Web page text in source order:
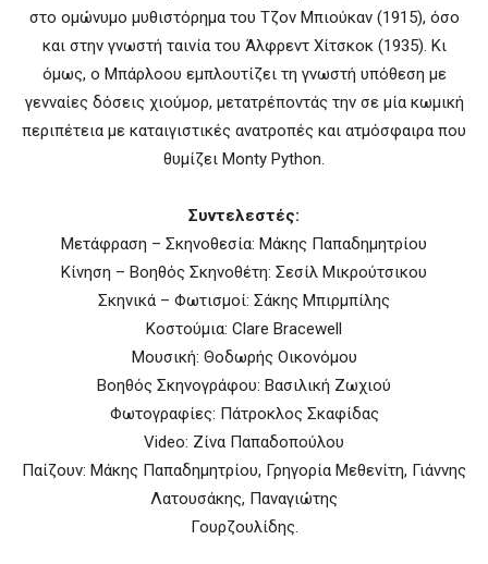
στο ομώνυμο μυθιστόρημα του Τζον Μπιούκαν (1915), όσο
και στην γνωστή ταινία του Άλφρεντ Χίτσκοκ (1935). Κι
όμως, ο Μπάρλοου εμπλουτίζει τη γνωστή υπόθεση με
γενναίες δόσεις χιούμορ, μετατρέποντάς την σε μία κωμική
περιπέτεια με καταιγιστικές ανατροπές και ατμόσφαιρα που
θυμίζει Monty Python.
Συντελεστές:
Μετάφραση – Σκηνοθεσία: Μάκης Παπαδημητρίου
Κίνηση – Βοηθός Σκηνοθέτη: Σεσίλ Μικρούτσικου
Σκηνικά – Φωτισμοί: Σάκης Μπιρμπίλης
Κοστούμια: Clare Bracewell
Μουσική: Θοδωρής Οικονόμου
Βοηθός Σκηνογράφου: Βασιλική Ζωχιού
Φωτογραφίες: Πάτροκλος Σκαφίδας
Video: Ζίνα Παπαδοπούλου
Παίζουν: Μάκης Παπαδημητρίου, Γρηγορία Μεθενίτη, Γιάννης
Λατουσάκης, Παναγιώτης
Γουρζουλίδης.